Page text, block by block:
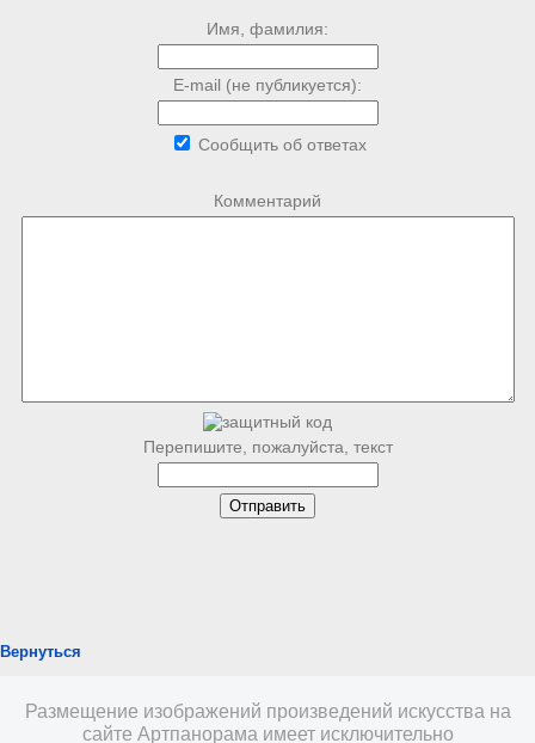
Имя, фамилия:
E-mail (не публикуется):
Сообщить об ответах
Комментарий
Перепишите, пожалуйста, текст
Вернуться
Размещение изображений произведений искусства на
сайте Артпанорама имеет исключительно